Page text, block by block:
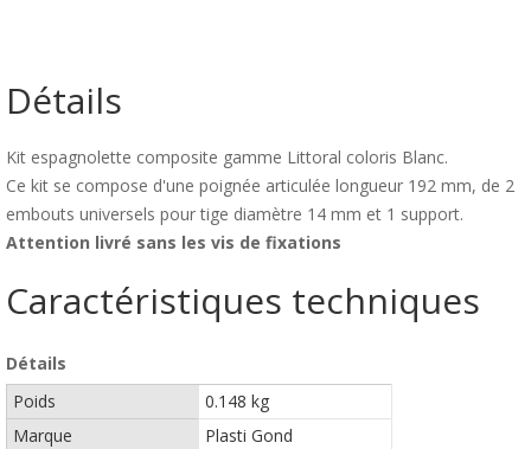
Détails
Kit espagnolette composite gamme Littoral coloris Blanc.
Ce kit se compose d'une poignée articulée longueur 192 mm, de 2
embouts universels pour tige diamètre 14 mm et 1 support.
Attention livré sans les vis de fixations
Caractéristiques techniques
Détails
Poids
0.148 kg
Marque
Plasti Gond